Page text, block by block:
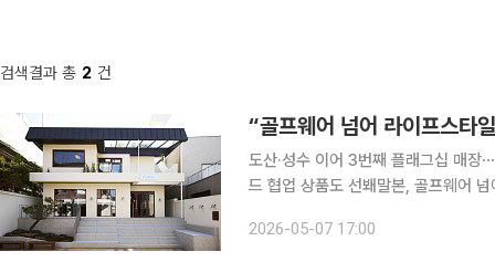
검색결과 총 2 건
도산·성수 이어 3번째 플래그십 매
드 협업 상품도 선봬말본, 골프웨어 넘어 라
‘말본가옥’은 기존 골프웨어 매장과
2026-05-07 17:00